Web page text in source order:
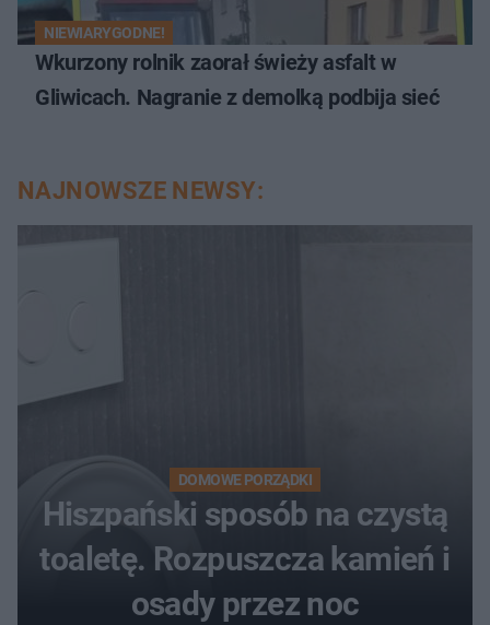
NIEWIARYGODNE!
Wkurzony rolnik zaorał świeży asfalt w
Gliwicach. Nagranie z demolką podbija sieć
NAJNOWSZE NEWSY:
DOMOWE PORZĄDKI
Hiszpański sposób na czystą
toaletę. Rozpuszcza kamień i
osady przez noc